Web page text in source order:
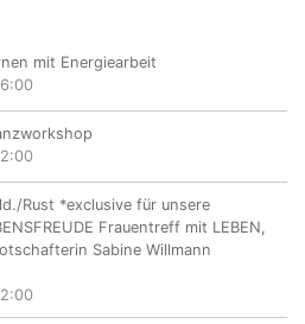
mit Energiearbeit
Rust *exclusive für unsere
Frauentreff mit LEBEN,
Sabine Willmann